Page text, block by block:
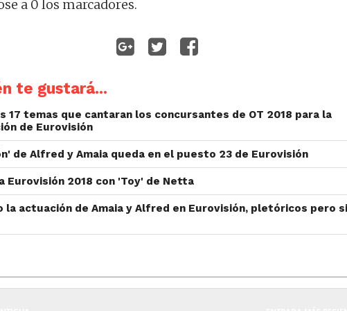
a 0 los marcadores.
te gustará...
17 temas que cantaran los concursantes de OT 2018 para la
de Eurovisión
de Alfred y Amaia queda en el puesto 23 de Eurovisión
Eurovisión 2018 con 'Toy' de Netta
la actuación de Amaia y Alfred en Eurovisión, pletóricos pero